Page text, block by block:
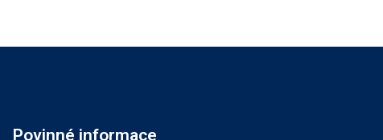
Povinné informace